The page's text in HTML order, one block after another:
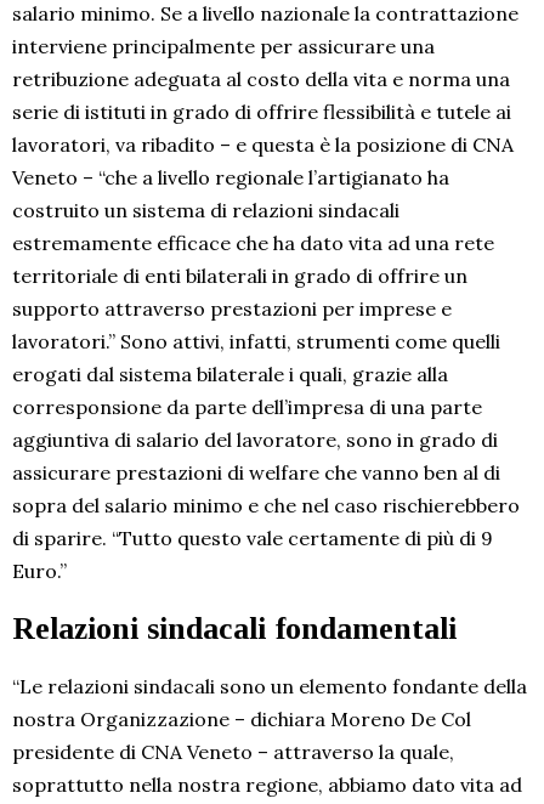
salario minimo. Se a livello nazionale la contrattazione
interviene principalmente per assicurare una
retribuzione adeguata al costo della vita e norma una
serie di istituti in grado di offrire flessibilità e tutele ai
lavoratori, va ribadito – e questa è la posizione di CNA
Veneto – “che a livello regionale l’artigianato ha
costruito un sistema di relazioni sindacali
estremamente efficace che ha dato vita ad una rete
territoriale di enti bilaterali in grado di offrire un
supporto attraverso prestazioni per imprese e
lavoratori.” Sono attivi, infatti, strumenti come quelli
erogati dal sistema bilaterale i quali, grazie alla
corresponsione da parte dell’impresa di una parte
aggiuntiva di salario del lavoratore, sono in grado di
assicurare prestazioni di welfare che vanno ben al di
sopra del salario minimo e che nel caso rischierebbero
di sparire. “Tutto questo vale certamente di più di 9
Euro.”
Relazioni sindacali fondamentali
“Le relazioni sindacali sono un elemento fondante della
nostra Organizzazione – dichiara Moreno De Col
presidente di CNA Veneto – attraverso la quale,
soprattutto nella nostra regione, abbiamo dato vita ad